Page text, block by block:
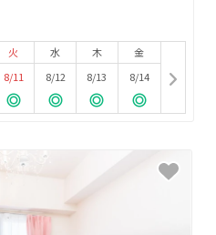
火
8/11
水
8/12
木
8/13
金
8/14